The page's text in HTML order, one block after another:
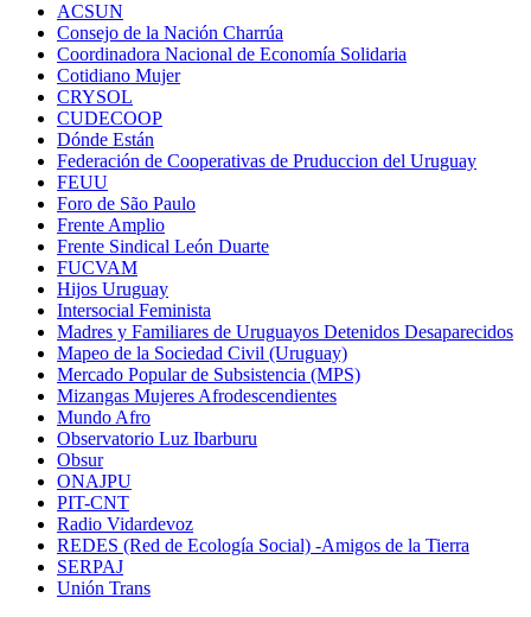
ACSUN
Consejo de la Nación Charrúa
Coordinadora Nacional de Economía Solidaria
Cotidiano Mujer
CRYSOL
CUDECOOP
Dónde Están
Federación de Cooperativas de Pruduccion del Uruguay
FEUU
Foro de São Paulo
Frente Amplio
Frente Sindical León Duarte
FUCVAM
Hijos Uruguay
Intersocial Feminista
Madres y Familiares de Uruguayos Detenidos Desaparecidos
Mapeo de la Sociedad Civil (Uruguay)
Mercado Popular de Subsistencia (MPS)
Mizangas Mujeres Afrodescendientes
Mundo Afro
Observatorio Luz Ibarburu
Obsur
ONAJPU
PIT-CNT
Radio Vidardevoz
REDES (Red de Ecología Social) -Amigos de la Tierra
SERPAJ
Unión Trans